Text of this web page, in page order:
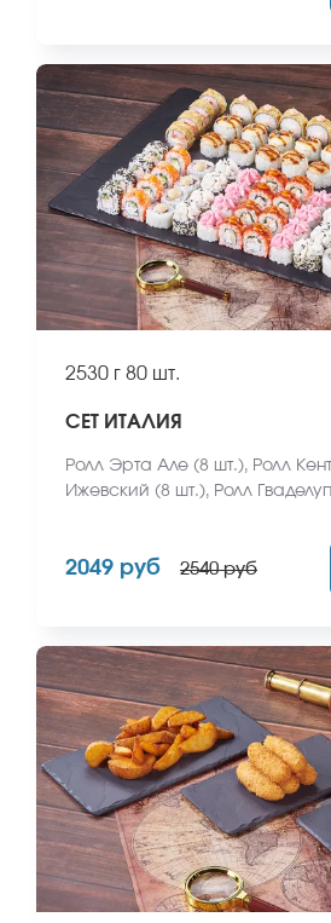
вид блюда может отличаться
2530 г 80 шт.
СЕТ ИТАЛИЯ
Ролл Эрта Але (8 шт.), Ролл
Ижевский (8 шт.), Ролл
классика (8 шт.), Ролл
Охотский с курочкой (8 шт.),
Ролл Карибы (8 шт.) *Не
заказа. *Внешний вид блюда
фото на сайте.
2049 руб 2540 руб